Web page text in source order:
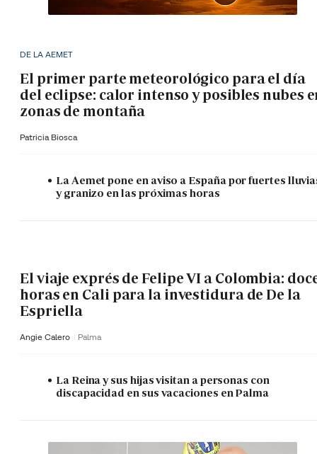
DE LA AEMET
El primer parte meteorológico para el día
del eclipse: calor intenso y posibles nubes
zonas de montaña
Patricia Biosca
La Aemet pone en aviso a España por fuertes
y granizo en las próximas horas
El viaje exprés de Felipe VI a Colombia:
horas en Cali para la investidura de De la
Espriella
Angie Calero Palma
La Reina y sus hijas visitan a personas con
discapacidad en sus vacaciones en Palma